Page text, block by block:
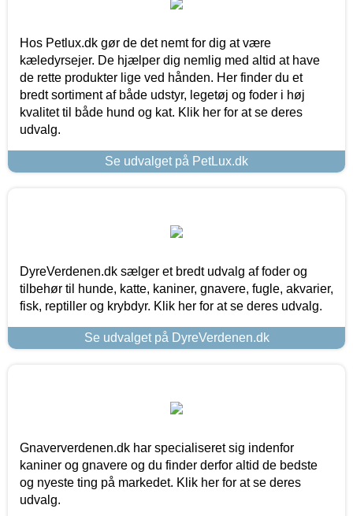
Hos Petlux.dk gør de det nemt for dig at være
kæledyrsejer. De hjælper dig nemlig med altid at have
de rette produkter lige ved hånden. Her finder du et
bredt sortiment af både udstyr, legetøj og foder i høj
kvalitet til både hund og kat. Klik her for at se deres
udvalg.
Se udvalget på PetLux.dk
DyreVerdenen.dk sælger et bredt udvalg af foder og
tilbehør til hunde, katte, kaniner, gnavere, fugle, akvarier,
fisk, reptiller og krybdyr. Klik her for at se deres udvalg.
Se udvalget på DyreVerdenen.dk
Gnaververdenen.dk har specialiseret sig indenfor
kaniner og gnavere og du finder derfor altid de bedste
og nyeste ting på markedet. Klik her for at se deres
udvalg.